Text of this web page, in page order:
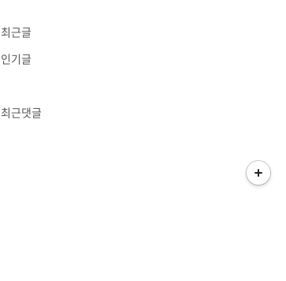
최근글
인기글
최근댓글